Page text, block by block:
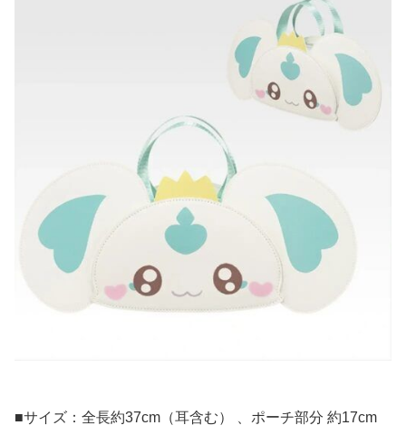
■サイズ：全長約37cm（耳含む） 、ポーチ部分 約17cm